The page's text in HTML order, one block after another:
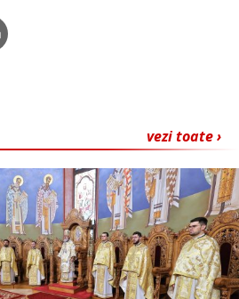
vezi toate ›